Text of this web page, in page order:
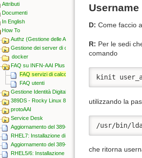
Attributi
Documenti
In English
How To
Authz (Gestione delle Autorizzazioni)
Gestione dei server di core
docker
FAQ su INFN-AAI Plus
FAQ servizi di calcolo
FAQ utenti
Gestione Identità Digitali
389DS - Rocky Linux 8.x e 9.x
protoAAI
Service Desk
Aggiornamento del 389-ds 1.2.x
RHEL7: Installazione di 389 Directory Server 1.3.6 e
Aggiornamento del 389-ds 1.3.x
RHEL5/6: Installazione di 389 Directory Server 1.x
D: Come faccio
R: Per le sedi
comando
kinit
utilizzando la
/usr/bin/
che ritorna